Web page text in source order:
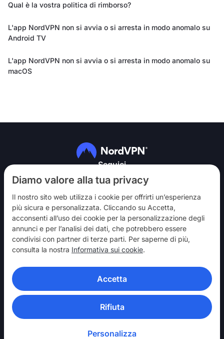
Diamo valore alla tua privacy
Il nostro sito web utilizza i cookie per offrirti un’esperienza
più sicura e personalizzata. Cliccando su Accetta,
acconsenti all’uso dei cookie per la personalizzazione degli
annunci e per l’analisi dei dati, che potrebbero essere
condivisi con partner di terze parti. Per saperne di più,
consulta la nostra Informativa sui cookie.
Accetta
Rifiuta
Personalizza
Qual è la vostra politica di rimborso?
L'app NordVPN non si avvia o si arresta in modo anomalo su
Android TV
L'app NordVPN non si avvia o si arresta in modo anomalo su
macOS
Seguici
NordVPN
Partecipa
Assistenza
Scopri
APP VPN
© 2026 Nord Security. Tutti i diritti riservati